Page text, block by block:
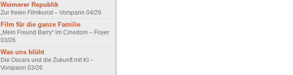
Weimerer Republik
Zur freien Filmkunst – Vorspann 04/26
Film für die ganze Familie
„Mein Freund Barry“ im Cinedom – Foyer
03/26
Was uns blüht
Die Oscars und die Zukunft mit KI –
Vorspann 03/26